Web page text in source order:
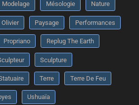
Modelage Mésologie Nature
Olivier Paysage Performances
Propriano Replug The Earth
Sculpture
Terre Terre De Feu
Ushuaïa